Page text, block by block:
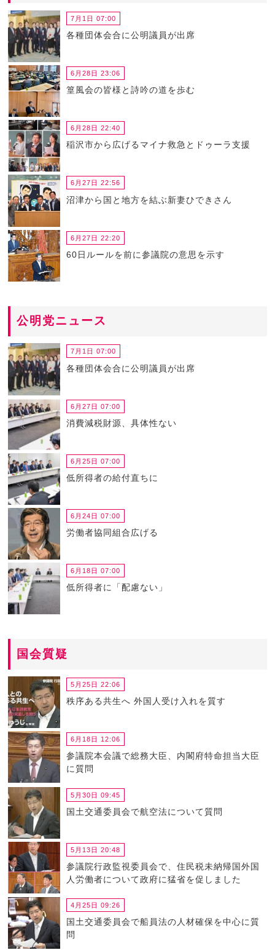
7月1日 07:00
各種団体会合に公明議員が出席
6月28日 23:06
篁風会の皆様と詩吟の道を歩む
6月28日 22:40
稲沢市から広げるマイナ救急とドゥーラ支援
6月27日 22:56
沼津から国と地方を結ぶ新妻ひできさん
6月27日 22:20
60日ルールを前に参議院の意思を示す
公明党ニュース
7月1日 07:00
各種団体会合に公明議員が出席
6月27日 07:00
消費減税財源、具体性ない
6月25日 07:00
低所得者の給付直ちに
6月24日 07:00
労働者協同組合広げる
6月18日 07:00
低所得者に「配慮ない」
国会質疑
5月25日 22:06
秩序ある共生へ 外国人受け入れを質す
6月18日 12:06
参議院本会議で総務大臣、内閣府特命担当大臣
に質問
5月30日 09:45
国土交通委員会で航空法について質問
5月13日 20:48
参議院行政監視委員会で、住民税未納帰国外国
人労働者について政府に猛省を促しました
4月25日 09:26
国土交通委員会で船員法の人材確保を中心に質
問